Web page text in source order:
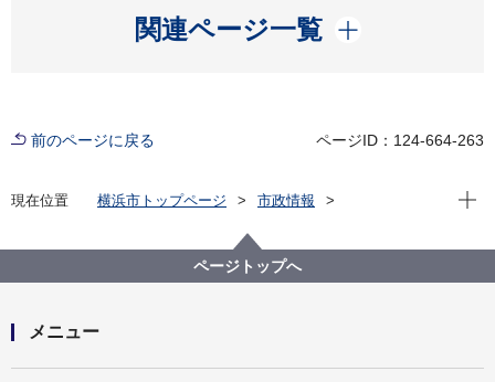
関連ページ一覧
開く
前のページに戻る ページID：124-664-263
現在位置 横浜市トップページ
市政情報
感染急拡大に伴う林文子横浜市長緊急コメント
現在
ページトップへ
メニュー